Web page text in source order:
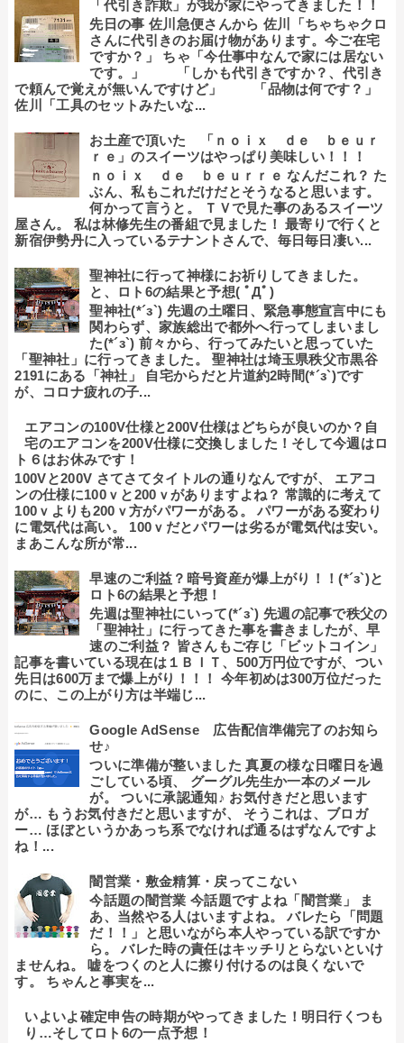
「代引き詐欺」が我が家にやってきました！！
先日の事 佐川急便さんから 佐川「ちゃちゃクロ
さんに代引きのお届け物があります。今ご在宅
ですか？」 ちゃ「今仕事中なんで家には居ない
です。」 「しかも代引きですか？、代引き
で頼んで覚えが無いんですけど」 「品物は何です？」
佐川「工具のセットみたいな...
お土産で頂いた 「ｎｏｉｘ ｄｅ ｂｅｕｒ
ｒｅ」のスイーツはやっぱり美味しい！！！
ｎｏｉｘ ｄｅ ｂｅｕｒｒｅ なんだこれ？ た
ぶん、私もこれだけだとそうなると思います。
何かって言うと。 ＴＶで見た事のあるスイーツ
屋さん。 私は林修先生の番組で見ました！ 最寄りで行くと
新宿伊勢丹に入っているテナントさんで、毎日毎日凄い...
聖神社に行って神様にお祈りしてきました。
と、ロト6の結果と予想( ﾟДﾟ)
聖神社(*´з`) 先週の土曜日、緊急事態宣言中にも
関わらず、家族総出で都外へ行ってしまいまし
た(*´з`) 前々から、行ってみたいと思っていた
「聖神社」に行ってきました。 聖神社は埼玉県秩父市黒谷
2191にある「神社」 自宅からだと片道約2時間(*´з`)です
が、コロナ疲れの子...
エアコンの100V仕様と200V仕様はどちらが良いのか？自
宅のエアコンを200V仕様に交換しました！そして今週はロ
ト６はお休みです！
100Vと200V さてさてタイトルの通りなんですが、 エアコ
ンの仕様に100ｖと200ｖがありますよね？ 常識的に考えて
100ｖよりも200ｖ方がパワーがある。 パワーがある変わり
に電気代は高い。 100ｖだとパワーは劣るが電気代は安い。
まあこんな所が常...
早速のご利益？暗号資産が爆上がり！！(*´з`)と
ロト6の結果と予想！
先週は聖神社にいって(*´з`) 先週の記事で秩父の
「聖神社」に行ってきた事を書きましたが、早
速のご利益？ 皆さんもご存じ「ビットコイン」
記事を書いている現在は１ＢＩＴ、500万円位ですが、つい
先日は600万まで爆上がり！！！ 今年初めは300万位だった
のに、この上がり方は半端じ...
Google AdSense 広告配信準備完了のお知ら
せ♪
ついに準備が整いました 真夏の様な日曜日を過
ごしている頃、 グーグル先生か一本のメール
が。 ついに承認通知♪ お気付きだと思います
が… もうお気付きだと思いますが、 そうこれは、ブロガ
ー… ほぼというかあっち系でなければ通るはずなんですよ
ね！...
闇営業・敷金精算・戻ってこない
今話題の闇営業 今話題ですよね「闇営業」 ま
あ、当然やる人はいますよね。 バレたら「問題
だ！！」と思いながら本人やっている訳ですか
ら。 バレた時の責任はキッチリとらないといけ
ませんね。 嘘をつくのと人に擦り付けるのは良くないで
す。 ちゃんと事実を...
いよいよ確定申告の時期がやってきました！明日行くつも
り…そしてロト6の一点予想！